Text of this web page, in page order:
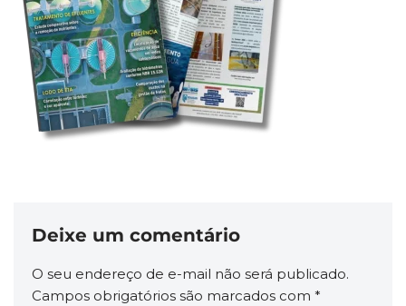
Deixe um comentário
O seu endereço de e-mail não será publicado.
Campos obrigatórios são marcados com *